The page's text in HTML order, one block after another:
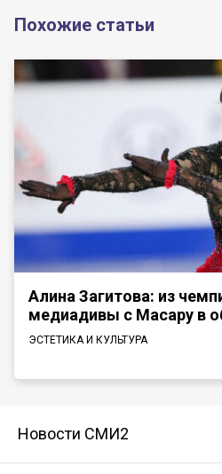
Похожие статьи
Алина Загитова: из
медиадивы с Масару в
ЭСТЕТИКА И КУЛЬТУРА
Новости СМИ2